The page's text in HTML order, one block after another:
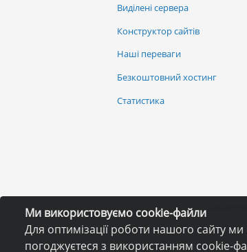
Ми використовуємо cookie-файли
Для оптимізації роботи нашого сайту
погоджуєтеся з використанням cookie-
Виділені сервера
Конструктор сайтів
Наші переваги
Безкоштовний хостинг
Статистика